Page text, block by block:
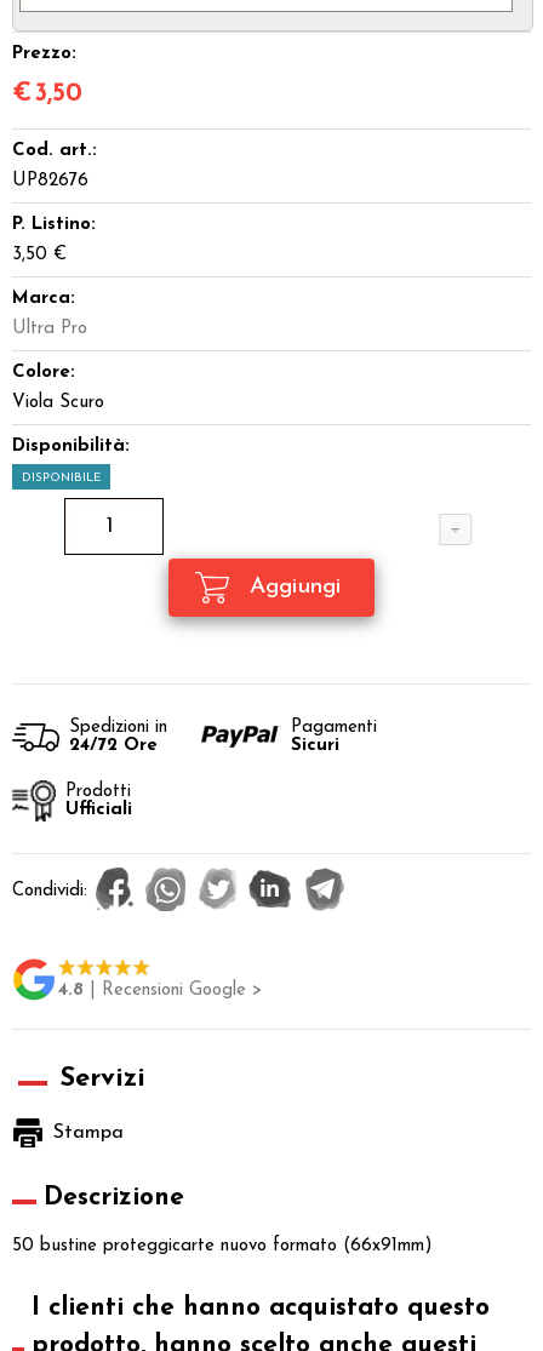
Offerte del Dragone
Prezzo:
€3,50
Cod. art.:
UP82676
P. Listino:
3,50 €
Marca:
Ultra Pro
Colore:
Viola Scuro
Disponibilità:
DISPONIBILE
Spedizioni in
24/72 Ore
Pagamenti
Sicuri
Prodotti
Ufficiali
Condividi:
4.8 | Recensioni Google >
Servizi
Stampa
Descrizione
50 bustine proteggicarte nuovo formato (66x91mm)
I clienti che hanno acquistato questo
prodotto, hanno scelto anche questi